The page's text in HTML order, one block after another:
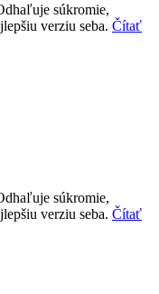
súkromie,
verziu seba. Čítať
súkromie,
verziu seba. Čítať